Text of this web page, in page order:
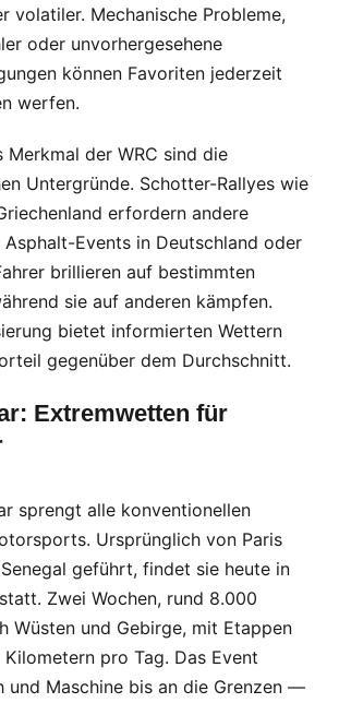
volatiler. Mechanische Probleme,
oder unvorhergesehene
können Favoriten jederzeit
werfen.
Merkmal der WRC sind die
Untergründe. Schotter-Rallyes wie
erfordern andere
Asphalt-Events in Deutschland oder
brillieren auf bestimmten
sie auf anderen kämpfen.
bietet informierten Wettern
gegenüber dem Durchschnitt.
Extremwetten für
sprengt alle konventionellen
Ursprünglich von Paris
geführt, findet sie heute in
Zwei Wochen, rund 8.000
Wüsten und Gebirge, mit Etappen
pro Tag. Das Event
und Maschine bis an die Grenzen —